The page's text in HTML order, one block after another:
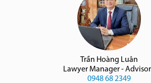
Trần Hoàng Luân
Lawyer Manager -
0948 68 2349